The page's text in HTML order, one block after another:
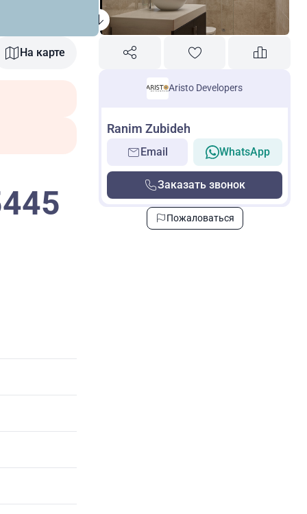
На карте
Aristo Developers
Ranim Zubideh
Email WhatsApp
Заказать звонок
Пожаловаться